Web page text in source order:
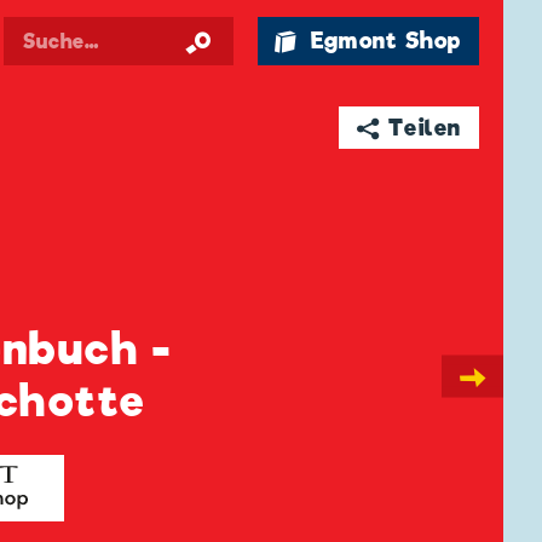
🛍 Egmont Shop
➦ Teilen
-
→